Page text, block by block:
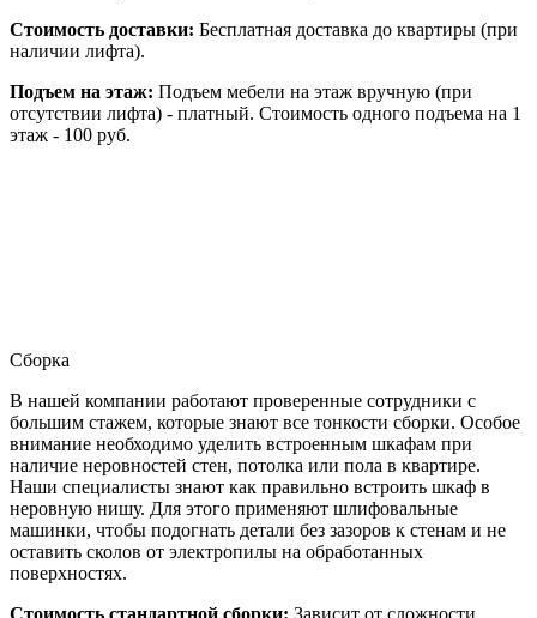
Стоимость доставки: Бесплатная доставка до квартиры (при
наличии лифта).
Подъем на этаж: Подъем мебели на этаж вручную (при
отсутствии лифта) - платный. Стоимость одного подъема на 1
этаж - 100 руб.
Сборка
В нашей компании работают проверенные сотрудники с
большим стажем, которые знают все тонкости сборки. Особое
внимание необходимо уделить встроенным шкафам при
наличие неровностей стен, потолка или пола в квартире.
Наши специалисты знают как правильно встроить шкаф в
неровную нишу. Для этого применяют шлифовальные
машинки, чтобы подогнать детали без зазоров к стенам и не
оставить сколов от электропилы на обработанных
поверхностях.
Стоимость стандартной сборки: Зависит от сложности